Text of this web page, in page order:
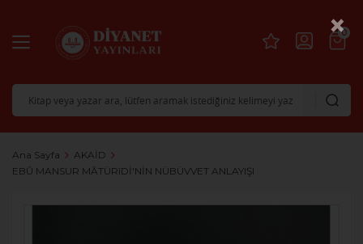
0
Ana Sayfa
AKAİD
EBÛ MANSUR MÂTÜRîDİ'NİN NÜBÜVVET ANLAYIŞI
×